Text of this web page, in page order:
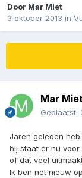
Door Mar Miet
3 oktober 2013 in
Mar
Geplaatst:
Jaren geleden
hij staat er nu voor
of dat veel
Ik ben net nieuw